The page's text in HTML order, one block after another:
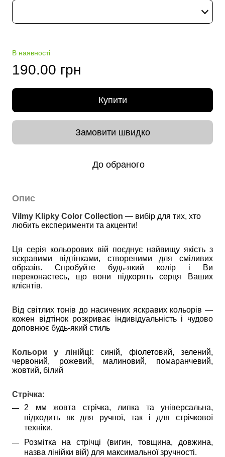
В наявності
190.00 грн
Купити
Замовити швидко
До обраного
Опис
Vilmy Klipky Color Collection — вибір для тих, хто
любить експерименти та акценти!
Ця серія кольорових вій поєднує найвищу якість з
яскравими відтінками, створеними для сміливих
образів. Спробуйте будь-який колір і Ви
переконаєтесь, що вони підкорять серця Ваших
клієнтів.
Від світлих тонів до насичених яскравих кольорів —
кожен відтінок розкриває індивідуальність і чудово
доповнює будь-який стиль
Кольори у лінійці: синій, фіолетовий, зелений,
червоний, рожевий, малиновий, помаранчевий,
жовтий, білий
Стрічка:
2 мм жовта стрічка, липка та універсальна,
підходить як для ручної, так і для стрічкової
техніки.
Розмітка на стрічці (вигин, товщина, довжина,
назва лінійки вій) для максимальної зручності.